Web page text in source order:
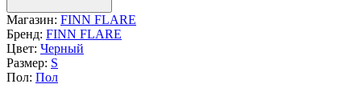
Магазин: FINN FLARE
Бренд: FINN FLARE
Цвет: Черный
Размер: S
Пол: Пол